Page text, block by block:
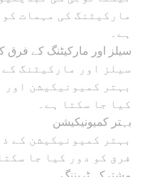
مارکیٹنگ کی مہمات
ہے۔
سیلز اور مارکیٹنگ کے فرق
سیلز اور مارکیٹنگ
بہتر کمیونیکیشن
کیا جا سکتا ہے۔
بہتر کمیونیکیشن
بہتر کمیونیکیشن کے
فرق کو دور کیا جا